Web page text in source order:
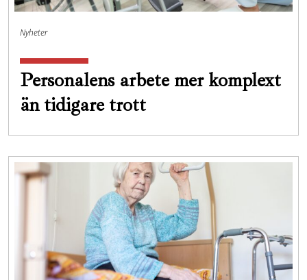
Nyheter
Personalens arbete mer komplext
än tidigare trott